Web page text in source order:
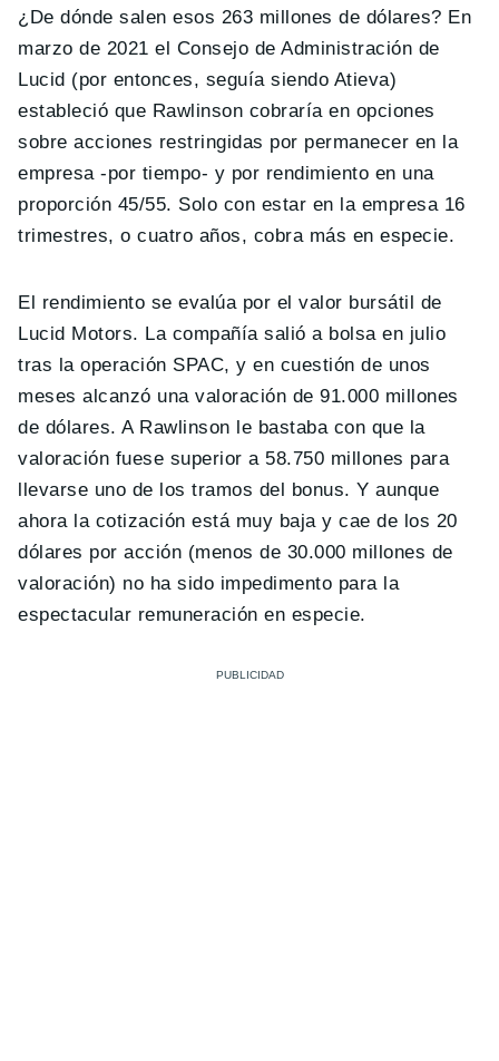
¿De dónde salen esos 263 millones de dólares? En
marzo de 2021 el Consejo de Administración de
Lucid (por entonces, seguía siendo Atieva)
estableció que Rawlinson cobraría en opciones
sobre acciones restringidas por permanecer en la
empresa -por tiempo- y por rendimiento en una
proporción 45/55. Solo con estar en la empresa 16
trimestres, o cuatro años, cobra más en especie.
El rendimiento se evalúa por el valor bursátil de
Lucid Motors. La compañía salió a bolsa en julio
tras la operación SPAC, y en cuestión de unos
meses alcanzó una valoración de 91.000 millones
de dólares. A Rawlinson le bastaba con que la
valoración fuese superior a 58.750 millones para
llevarse uno de los tramos del bonus. Y aunque
ahora la cotización está muy baja y cae de los 20
dólares por acción (menos de 30.000 millones de
valoración) no ha sido impedimento para la
espectacular remuneración en especie.